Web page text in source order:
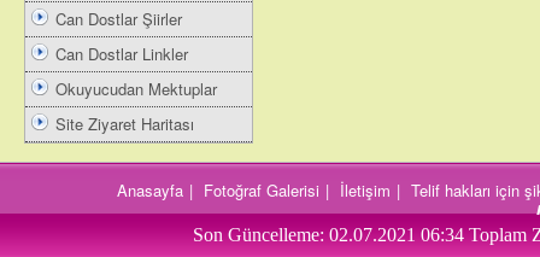
Can Dostlar Şiirler
Can Dostlar Linkler
Okuyucudan Mektuplar
Site Ziyaret Haritası
Anasayfa | Fotoğraf Galerisi | İletişim | Telif hakları için
Son Güncelleme: 02.07.2021 06:34 Toplam